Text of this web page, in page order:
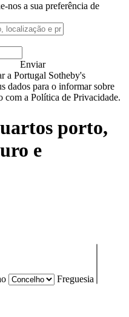
nos a sua preferência de
Enviar
a Portugal Sotheby's
dados para o informar sobre
com a Política de Privacidade.
porto,
e
Freguesia